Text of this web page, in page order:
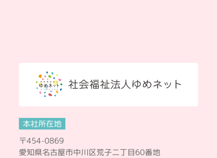
本社所在地
〒454-0869
愛知県名古屋市中川区荒子二丁目60番地